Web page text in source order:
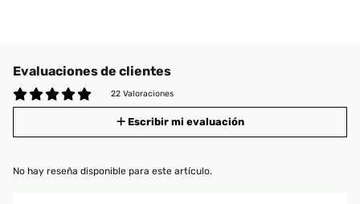
Evaluaciones de clientes
22 Valoraciones
Escribir mi evaluación
No hay reseña disponible para este artículo.